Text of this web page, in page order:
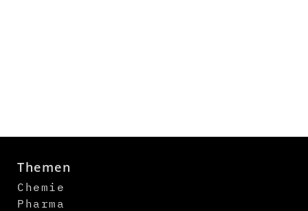
Themen
Chemie
Pharma